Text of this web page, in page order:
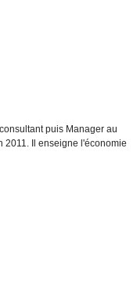
puis Manager au
2011. Il enseigne l'économie